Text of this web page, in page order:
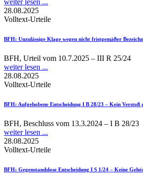
weiter lesen ...
28.08.2025
Volltext-Urteile
BFH: Unzulässige Klage wegen nicht fristgemäßer
BFH, Urteil vom 10.7.2025 – III R 25/24
weiter lesen ...
28.08.2025
Volltext-Urteile
BFH: Aufgehobene Entscheidung I B 28/23 – Kein
BFH, Beschluss vom 13.3.2024 – I B 28/23
weiter lesen ...
28.08.2025
Volltext-Urteile
BFH: Gegenstandslose Entscheidung I S 1/24 – Keine